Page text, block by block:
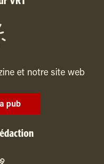
et notre site web
pub